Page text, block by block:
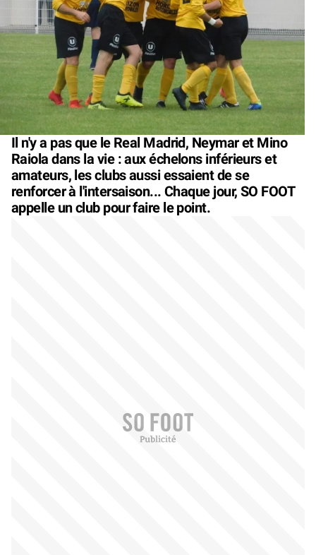
Il n'y a pas que le Real Madrid, Neymar et Mino
Raiola dans la vie : aux échelons inférieurs et
amateurs, les clubs aussi essaient de se
renforcer à l'intersaison... Chaque jour, SO FOOT
appelle un club pour faire le point.